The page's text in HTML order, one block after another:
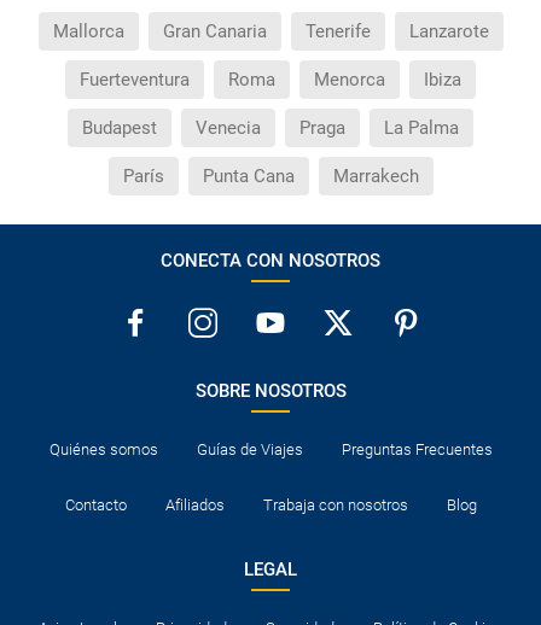
Mallorca Gran Canaria Tenerife Lanzarote
Fuerteventura Roma Menorca Ibiza
Budapest Venecia Praga La Palma
París Punta Cana Marrakech
CONECTA CON NOSOTROS
SOBRE NOSOTROS
Quiénes somos Guías de Viajes Preguntas Frecuentes
Contacto Afiliados Trabaja con nosotros Blog
LEGAL